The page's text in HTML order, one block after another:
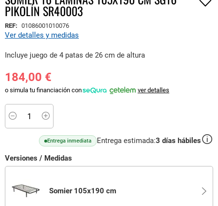
al
comienzo
de
la
de
PIKOLÍN SR40003
Ver detalles y medidas
REF: 01086001010076
Incluye juego de 4 patas de 26 cm de altura
184,00 €
o simula tu financiación con ver detalles
Versiones / Medidas
Somier 105x190 cm
Entrega inmediata Entrega estimada:3 días hábiles
Minus